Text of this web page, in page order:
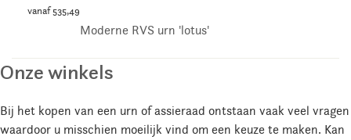
vanaf 535,49
Moderne RVS urn 'lotus'
Onze winkels
Bij het kopen van een urn of assieraad ontstaan vaak veel vragen
waardoor u misschien moeilijk vind om een keuze te maken. Kan